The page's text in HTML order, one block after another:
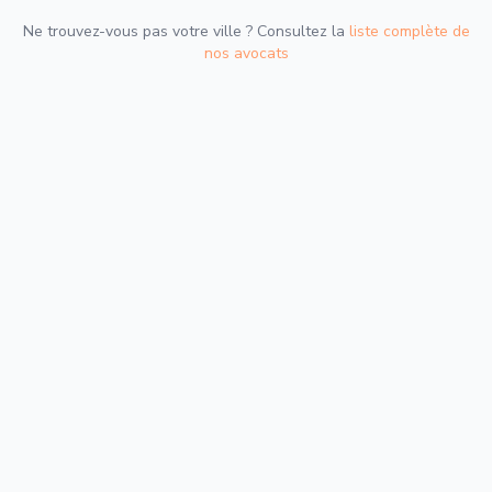
Ne trouvez-vous pas votre ville ? Consultez la liste complète de
nos avocats